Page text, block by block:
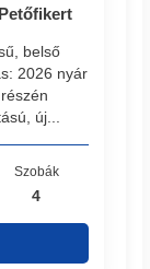
belső
2026 nyár
új...
Szobák
4